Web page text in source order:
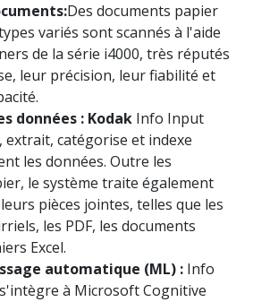
Des documents papier
variés sont scannés à l'aide
de la série i4000, très réputés
leur précision, leur fiabilité et
données : Kodak Info Input
extrait, catégorise et indexe
les données. Outre les
le système traite également
pièces jointes, telles que les
les PDF, les documents
Excel.
automatique (ML) : Info
à Microsoft Cognitive